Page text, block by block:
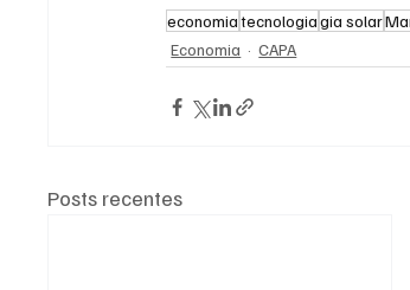
economiatecnologiagia solar
Economia
CAPA
Posts recentes